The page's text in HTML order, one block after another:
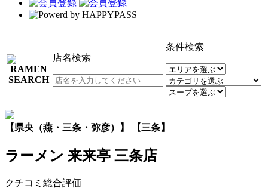
店名検索
条件検索
【県央（燕・三条・弥彦）】 【三条】
ラーメン 来来亭 三条店
クチコミ総合評価